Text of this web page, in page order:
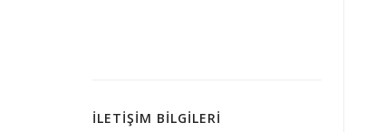
İLETİŞİM BİLGİLERİ